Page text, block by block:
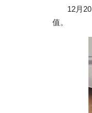
12月 20
值。